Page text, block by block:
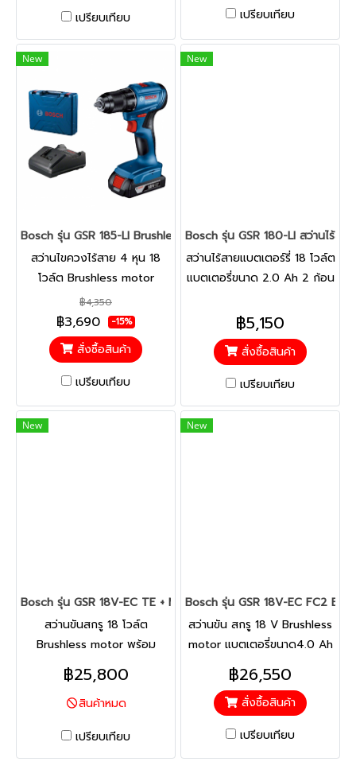
3 เท่าต่อการชาร์จหนึ่งครั้งด้วย
เปรียบเทียบ
และมีประสิทธิภาพสูง ควบคุม
เปรียบเทียบ
New
Bosch รุ่น GSR 185-LI Brushless 1 Batt 2 Ah สว่านไขควงไร้สาย
สว่านไขควงไร้สาย 4 หุน 18
โวล์ต Brushless motor
แบตเตอรี่ขนาด2.0 Ah จำนวน
1 ก้อน พร้อมแท่นชาร์จ และ
กล่องเครื่องมือ ทำงานได้มาก
ขึ้นอย่างไร้ขีดจำกัด ขนาด
กะทัดรัดยิ่งกว่าเดิมพร้อมด้วย
ประสิทธิภาพสูง ควบคุมและใช้
฿4,350
฿3,690 -15%
สั่งซื้อสินค้า
เปรียบเทียบ
New
Bosch รุ่น GSR 180-LI สว่านไร้ส
สว่านไร้สายแบตเตอร์รี่ 18 โวล์ต
แบตเตอรี่ขนาด 2.0 Ah 2 ก้อน
ราคาคุ้มค่า ราคาที่คุณเป็น
เจ้าของได้! ทนทาน ตัวเครื่อง
แข็งแกร่งพร้อมระบบ
Electronic Cell Protection
มอเตอร์ใช้แปรงถ่านแบบถอด
เปลี่ยนได้ บำรุงรักษาและ
฿5,150
สั่งซื้อสินค้า
เปรียบเทียบ
New
Bosch รุ่น GSR 18V-EC TE + MA55 Brushless สว่านขันสกรู 18
สว่านขันสกรู 18 โวล์ต
Brushless motor พร้อม
แบตเตอรี่ขนาด 4.0 Ah 2 ก้อน
ขนาดวัสดุแข็ง 25 Nm ขนาด
วัสดุอ่อน 5 Nm 0-4200
ระหว่างกำลังกับน้ำหนัก ทำงาน
ได้ต่อเนื่องยาวนานสูงสุด
฿25,800
สินค้าหมด
เปรียบเทียบ
New
Bosch รุ่น GSR 18V-EC FC2
สว่านขัน สกรู 18 V Brushless
motor แบตเตอรี่ขนาด4.0 Ah
2 ก้อน หัวเปลี่ยน 4 รูปแบบ
ฉาก จีบ หลบศูนย์ SDS Plus 2
เกียร์ 0-1700 รอบ/นาที ระบบ
ความท้าทาย อเนกประสงค์เต็ม
พิกัด
฿26,550
สั่งซื้อสินค้า
เปรียบเทียบ